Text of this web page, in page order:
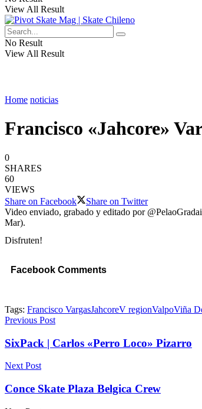
View All Result
No Result
View All Result
Home noticias
Francisco «Jahcore»
0
SHARES
60
VIEWS
Share on Facebook
Share on Twitter
Video enviado, grabado y editado por
Mar).
Disfruten!
Facebook Comments
Tags: Francisco VargasJahcoreV regionValpoViña
Previous Post
SixPack | Carlos «Perro Loco» Pizarro
Next Post
Conce Skate Plaza Belgica Crew